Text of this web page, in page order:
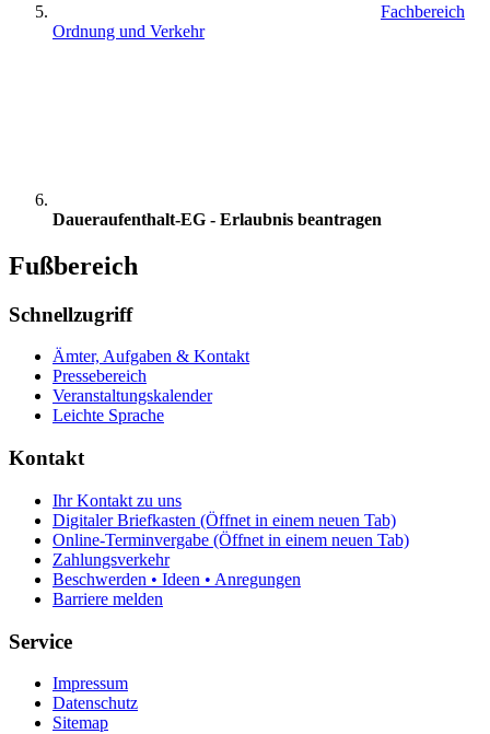
Fachbereich
Ordnung und Verkehr
Daueraufenthalt-EG - Erlaubnis beantragen
Fußbereich
Schnellzugriff
Ämter, Aufgaben & Kontakt
Pressebereich
Veranstaltungskalender
Leichte Sprache
Kontakt
Ihr Kontakt zu uns
Digitaler Briefkasten (Öffnet in einem neuen Tab)
Online-Terminvergabe (Öffnet in einem neuen Tab)
Zahlungsverkehr
Beschwerden • Ideen • Anregungen
Barriere melden
Service
Impressum
Datenschutz
Sitemap